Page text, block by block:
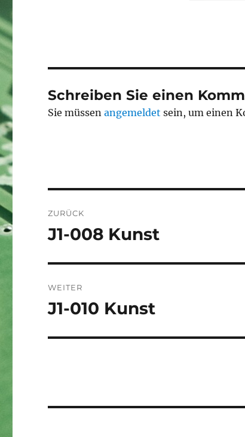
Schreiben Sie einen
Sie müssenangemeldet sein, um einen
ZURÜCK
Vorheriger
J1-008 Kunst
WEITER
Nächster
J1-010 Kunst